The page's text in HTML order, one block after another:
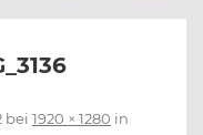
bei 1920 × 1280 in